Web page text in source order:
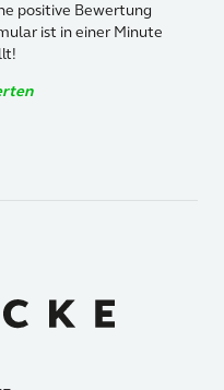
positive Bewertung
ist in einer Minute